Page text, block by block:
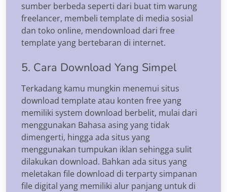
sumber berbeda seperti dari buat tim warung
freelancer, membeli template di media sosial
dan toko online, mendownload dari free
template yang bertebaran di internet.
5. Cara Download Yang Simpel
Terkadang kamu mungkin menemui situs
download template atau konten free yang
memiliki system download berbelit, mulai dari
menggunakan Bahasa asing yang tidak
dimengerti, hingga ada situs yang
menggunakan tumpukan iklan sehingga sulit
dilakukan download. Bahkan ada situs yang
meletakan file download di terparty simpanan
file digital yang memiliki alur panjang untuk di